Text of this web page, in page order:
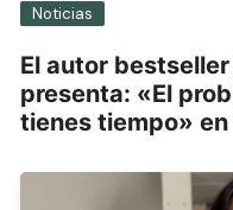
Noticias
El autor
presenta: «El
tienes tiempo»